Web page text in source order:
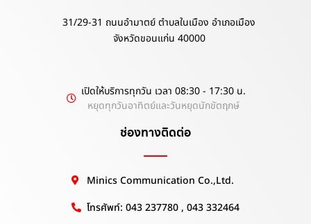
31/29-31 ถนนอำมาตย์ ตำบลในเมือง อำเภอเมือง
จังหวัดขอนแก่น 40000
เปิดให้บริการทุกวัน เวลา 08:30 - 17:30 น.
หยุดทุกวันอาทิตย์และวันหยุดนักขัตฤกษ์
ช่องทางติดต่อ
Minics Communication Co.,Ltd.
โทรศัพท์: 043 237780 , 043 332464